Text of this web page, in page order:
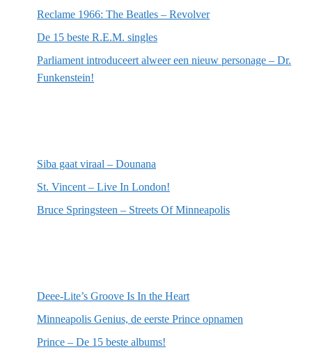
Reclame 1966: The Beatles – Revolver
De 15 beste R.E.M. singles
Parliament introduceert alweer een nieuw personage – Dr.
Funkenstein!
Siba gaat viraal – Dounana
St. Vincent – Live In London!
Bruce Springsteen – Streets Of Minneapolis
Deee-Lite’s Groove Is In the Heart
Minneapolis Genius, de eerste Prince opnamen
Prince – De 15 beste albums!